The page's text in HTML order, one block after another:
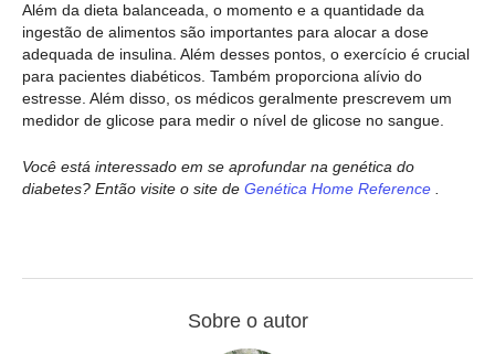
Além da dieta balanceada, o momento e a quantidade da
ingestão de alimentos são importantes para alocar a dose
adequada de insulina. Além desses pontos, o exercício é crucial
para pacientes diabéticos. Também proporciona alívio do
estresse. Além disso, os médicos geralmente prescrevem um
medidor de glicose para medir o nível de glicose no sangue.
Você está interessado em se aprofundar na genética do
diabetes? Então visite o site de Genética Home Reference .
Sobre o autor